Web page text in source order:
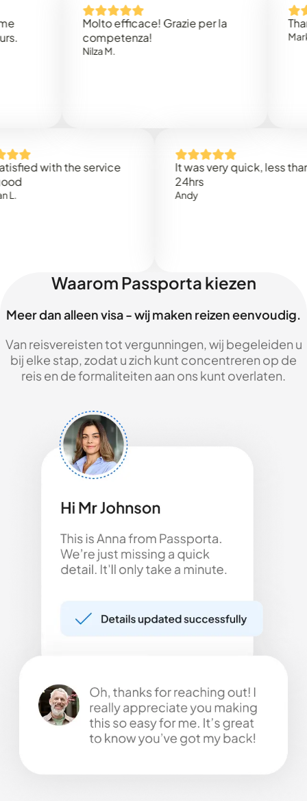
Molto efficace! Grazie per la
competenza!
Thank
with the service
It was very quick, less than
Waarom Passporta kiezen
Meer dan alleen visa - wij maken reizen eenvoudig.
Van reisvereisten tot vergunningen, wij begeleiden u
bij elke stap, zodat u zich kunt concentreren op de
reis en de formaliteiten aan ons kunt overlaten.